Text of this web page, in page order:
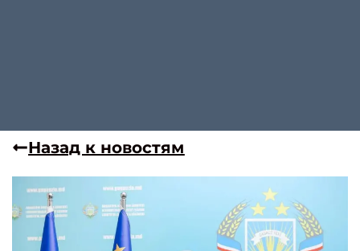
Назад к новостям